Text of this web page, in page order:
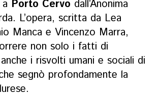
Porto Cervo dall’Anonima
L’opera, scritta da Lea
Manca e Vincenzo Marra,
non solo i fatti di
i risvolti umani e sociali di
segnò profondamente la